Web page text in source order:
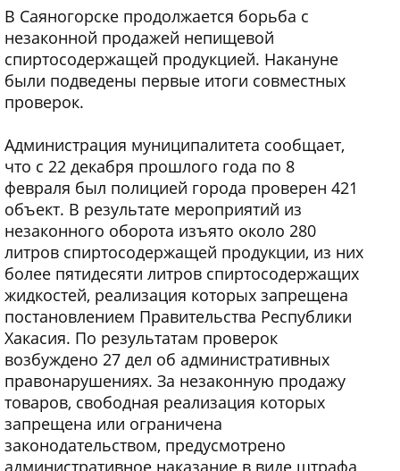
В Саяногорске продолжается борьба с
незаконной продажей непищевой
спиртосодержащей продукцией. Накануне
были подведены первые итоги совместных
проверок.
Администрация муниципалитета сообщает,
что с 22 декабря прошлого года по 8
февраля был полицией города проверен 421
объект. В результате мероприятий из
незаконного оборота изъято около 280
литров спиртосодержащей продукции, из них
более пятидесяти литров спиртосодержащих
жидкостей, реализация которых запрещена
постановлением Правительства Республики
Хакасия. По результатам проверок
возбуждено 27 дел об административных
правонарушениях. За незаконную продажу
товаров, свободная реализация которых
запрещена или ограничена
законодательством, предусмотрено
административное наказание в виде штрафа